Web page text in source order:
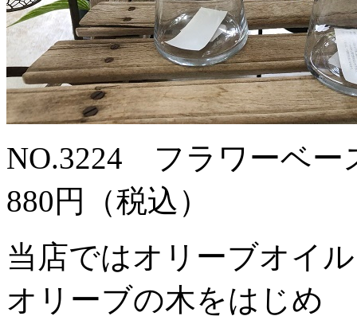
NO.3224 フラワーベー
880円（税込）
当店ではオリーブオイ
オリーブの木をはじめ